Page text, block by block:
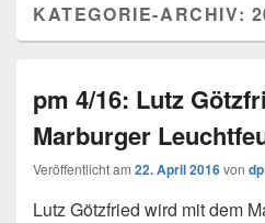
KATEGORIE-ARCHIV:
pm 4/16: Lutz
Marburger
Veröffentlicht am 22. April 2016von dp
Lutz Götzfried wird mit dem